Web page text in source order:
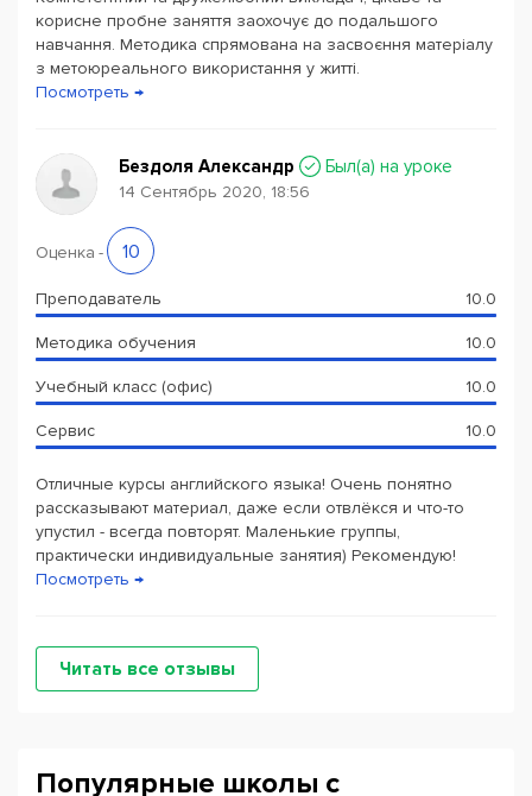
корисне пробне заняття заохочує до подальшого
навчання. Методика спрямована на засвоєння матеріалу
з метоюреального використання у житті.
Посмотреть →
Бездоля Александр Был(a) на уроке
14 Сентябрь 2020, 18:56
Оценка - 10
Преподаватель 10.0
Методика обучения 10.0
Учебный класс (офис) 10.0
Сервис 10.0
Отличные курсы английского языка! Очень понятно
рассказывают материал, даже если отвлёкся и что-то
упустил - всегда повторят. Маленькие группы,
практически индивидуальные занятия) Рекомендую!
Посмотреть →
Читать все отзывы
Популярные школы с